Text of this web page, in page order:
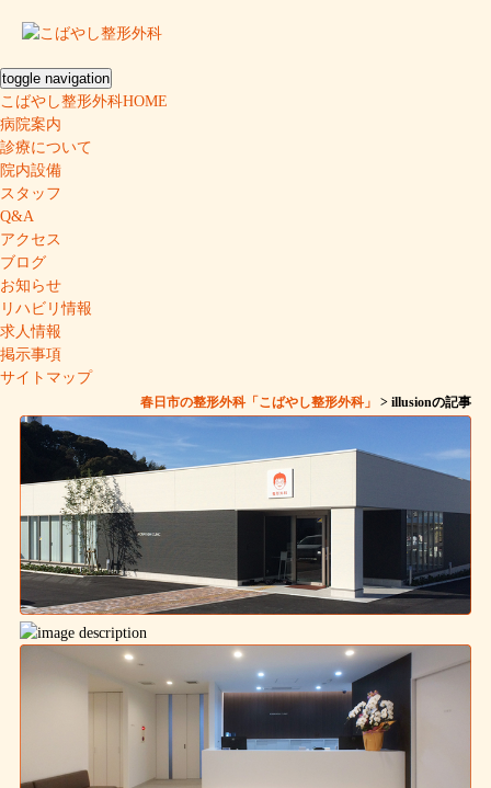
toggle navigation
こばやし整形外科HOME
病院案内
診療について
院内設備
スタッフ
Q&A
アクセス
ブログ
お知らせ
リハビリ情報
求人情報
掲示事項
サイトマップ
春日市の整形外科「こばやし整形外科」 > illusionの記事